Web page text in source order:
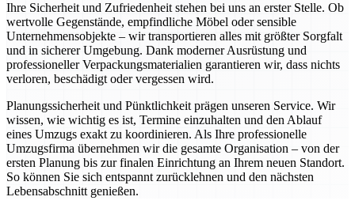
Ihre Sicherheit und Zufriedenheit stehen bei uns an erster Stelle. Ob
wertvolle Gegenstände, empfindliche Möbel oder sensible
Unternehmensobjekte – wir transportieren alles mit größter Sorgfalt
und in sicherer Umgebung. Dank moderner Ausrüstung und
professioneller Verpackungsmaterialien garantieren wir, dass nichts
verloren, beschädigt oder vergessen wird.
Planungssicherheit und Pünktlichkeit prägen unseren Service. Wir
wissen, wie wichtig es ist, Termine einzuhalten und den Ablauf
eines Umzugs exakt zu koordinieren. Als Ihre professionelle
Umzugsfirma übernehmen wir die gesamte Organisation – von der
ersten Planung bis zur finalen Einrichtung an Ihrem neuen Standort.
So können Sie sich entspannt zurücklehnen und den nächsten
Lebensabschnitt genießen.